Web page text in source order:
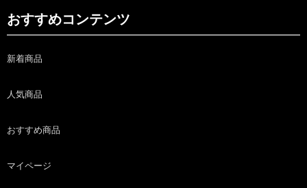
おすすめコンテンツ
新着商品
人気商品
おすすめ商品
マイページ